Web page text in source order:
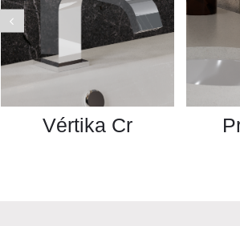
Vértika Cr